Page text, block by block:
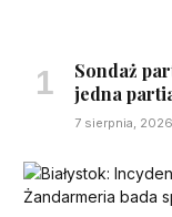
Sondaż
jedna
7 sierpnia, 2026